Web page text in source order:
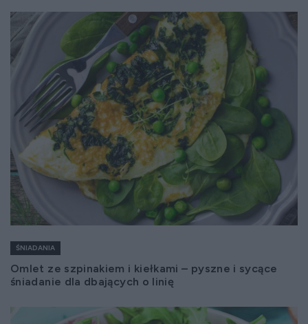
ŚNIADANIA
Omlet ze szpinakiem i kiełkami – pyszne i sycące
śniadanie dla dbających o linię